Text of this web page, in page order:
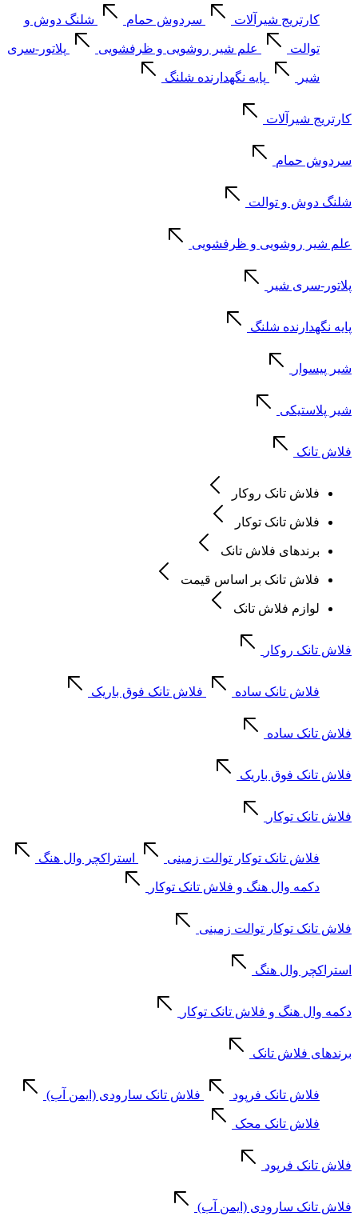
کارتریج شیرآلات سردوش حمام شلنگ دوش و
توالت علم شیر روشویی و ظرفشویی پلاتور-سری
شیر پایه نگهدارنده شلنگ
کارتریج شیرآلات
سردوش حمام
شلنگ دوش و توالت
علم شیر روشویی و ظرفشویی
پلاتور-سری شیر
پایه نگهدارنده شلنگ
شیر پیسوار
شیر پلاستیکی
فلاش تانک
فلاش تانک روکار
فلاش تانک توکار
برندهای فلاش تانک
فلاش تانک بر اساس قیمت
لوازم فلاش تانک
فلاش تانک روکار
فلاش تانک ساده فلاش تانک فوق باریک
فلاش تانک ساده
فلاش تانک فوق باریک
فلاش تانک توکار
فلاش تانک توکار توالت زمینی استراکچر وال هنگ
دکمه وال هنگ و فلاش تانک توکار
فلاش تانک توکار توالت زمینی
استراکچر وال هنگ
دکمه وال هنگ و فلاش تانک توکار
برندهای فلاش تانک
فلاش تانک فرپود فلاش تانک سارودی (ایمن آب)
فلاش تانک محک
فلاش تانک فرپود
فلاش تانک سارودی (ایمن آب)